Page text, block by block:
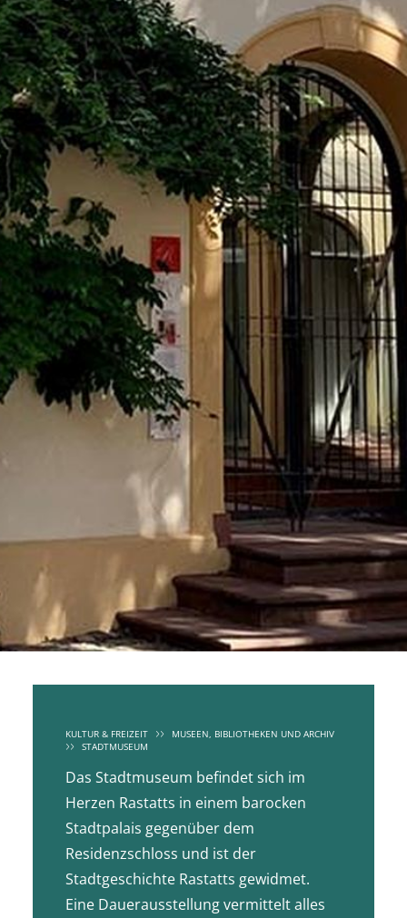
KULTUR & FREIZEIT
MUSEEN, BIBLIOTHEKEN UND ARCHIV
STADTMUSEUM
Das Stadtmuseum befindet sich im
Herzen Rastatts in einem barocken
Stadtpalais gegenüber dem
Residenzschloss und ist der
Stadtgeschichte Rastatts gewidmet.
Eine Dauerausstellung vermittelt alles